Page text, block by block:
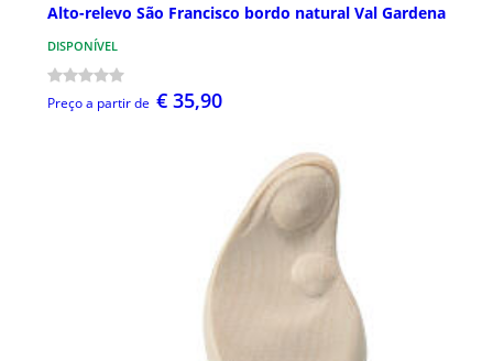
Alto-relevo São Francisco bordo natural Val Gardena
DISPONÍVEL
Preço a partir de € 35,90